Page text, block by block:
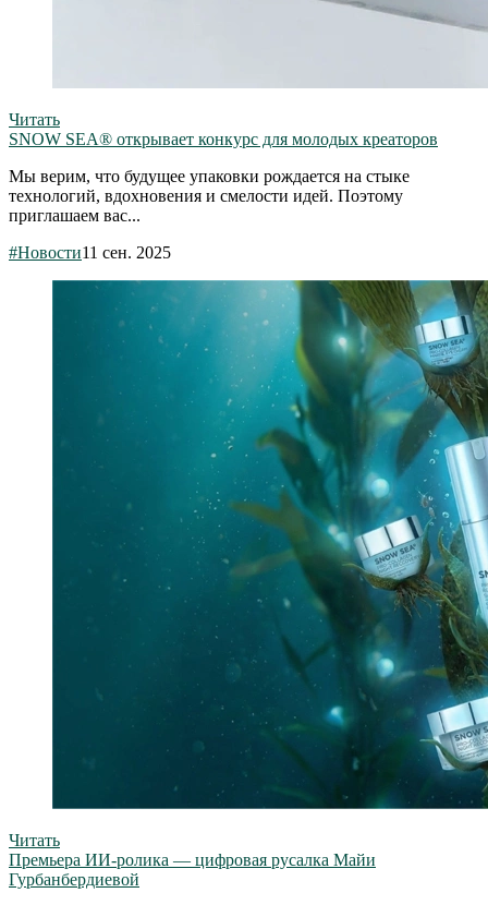
Читать
SNOW SEA® открывает конкурс для молодых креаторов
Мы верим, что будущее упаковки рождается на стыке
технологий, вдохновения и смелости идей. Поэтому
приглашаем вас...
#Новости11 сен. 2025
Читать
Премьера ИИ-ролика — цифровая русалка Майи
Гурбанбердиевой